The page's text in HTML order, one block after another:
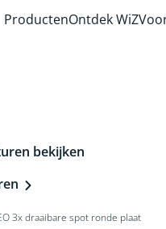
ProductenOntdek WiZ
bekijken
3x draaibare spot ronde plaat